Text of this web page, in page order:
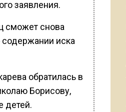
заявления.
сможет снова
иска
обратилась в
Борисову,
детей.